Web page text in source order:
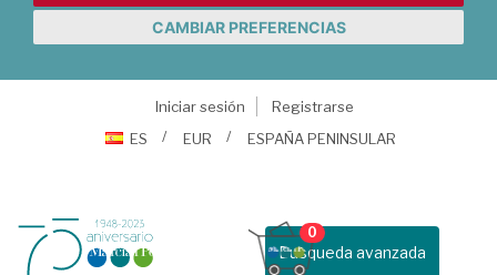
CAMBIAR PREFERENCIAS
Iniciar sesión
Registrarse
ES
EUR ESPAÑA PENINSULAR
Busqueda avanzada
0